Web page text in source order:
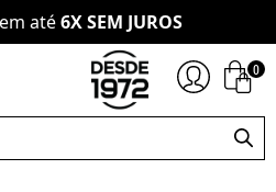
até6X SEM JUROS
0